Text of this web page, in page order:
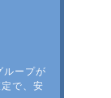
ループが
で、安